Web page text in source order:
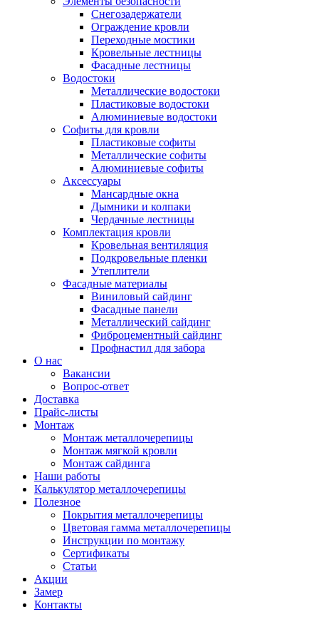
Снегозадержатели
Ограждение кровли
Переходные мостики
Кровельные лестницы
Фасадные лестницы
Водостоки
Металлические водостоки
Пластиковые водостоки
Алюминиевые водостоки
Софиты для кровли
Пластиковые софиты
Металлические софиты
Алюминиевые софиты
Аксессуары
Мансардные окна
Дымники и колпаки
Чердачные лестницы
Комплектация кровли
Кровельная вентиляция
Подкровельные пленки
Утеплители
Фасадные материалы
Виниловый сайдинг
Фасадные панели
Металлический сайдинг
Фиброцементный сайдинг
Профнастил для забора
О нас
Вакансии
Вопрос-ответ
Доставка
Прайс-листы
Монтаж
Монтаж металлочерепицы
Монтаж мягкой кровли
Монтаж сайдинга
Наши работы
Калькулятор металлочерепицы
Полезное
Покрытия металлочерепицы
Цветовая гамма металлочерепицы
Инструкции по монтажу
Сертификаты
Статьи
Акции
Замер
Контакты